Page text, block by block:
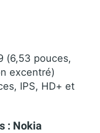
(6,53 pouces,
excentré)
IPS, HD+ et
: Nokia